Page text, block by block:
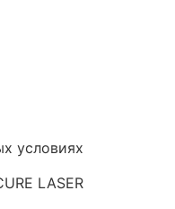
условиях:
LASER?